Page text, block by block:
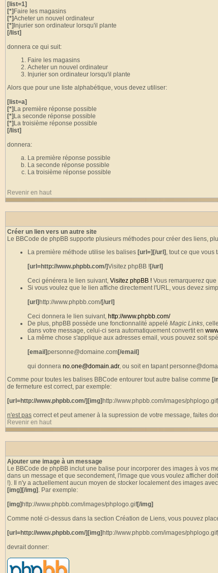
[list=1]
[*] Faire les magasins
[*]Acheter un nouvel ordinateur
[*] Injurier son ordinateur lorsqu'il plante
[/list]
donnera ce qui suit:
Faire les magasins
Acheter un nouvel ordinateur
Injurier son ordinateur lorsqu'il plante
Alors que pour une liste alphabétique, vous devez utiliser:
[list=a]
[*] La première réponse possible
[*] La seconde réponse possible
[*] La troisième réponse possible
[/list]
donnera:
La première réponse possible
La seconde réponse possible
La troisième réponse possible
Revenir en haut
Créer un lien vers un autre site
Le BBCode de phpBB supporte plusieurs méthodes pour créer des liens,
La première méthode utilise les balises [url=][/url] , tout ce que vous
[url=http://www.phpbb.com/]Visitez phpBB ![/url]
Ceci générera le lien suivant, Visitez phpBB ! Vous remarquerez
Si vous voulez que le lien affiche directement l'URL, vous devez
[url] http://www.phpbb.com/[/url]
Ceci donnera le lien suivant, http://www.phpbb.com/
De plus, phpBB possède une fonctionnalité appelé Magic Links,
dans votre message, celui-ci sera automatiquement convertit en
La même chose s'applique aux adresses email, vous pouvez soit
[email]personne@domaine.com[/email]
qui donnera no.one@domain.adr, ou soit en tapant
Comme pour toutes les balises BBCode entourer tout autre balise comme
de fermeture est correct, par exemple:
[url=http://www.phpbb.com/][img] http://www.phpbb.com/images/phplogo.gif
n'est pas correct et peut amener à la supression de votre message, faites
Revenir en haut
Ajouter une image à un message
Le BBCode de phpBB inclut une balise pour incorporer des images à vos
dans un message et que secondement, l'image que vous voulez afficher
!). Il n'y a actuellement aucun moyen de stocker localement des images
[img][/img] . Par exemple:
[img] http://www.phpbb.com/images/phplogo.gif[/img]
Comme noté ci-dessus dans la section Création de Liens, vous pouvez
[url=http://www.phpbb.com/][img] http://www.phpbb.com/images/phplogo.gif
devrait donner: